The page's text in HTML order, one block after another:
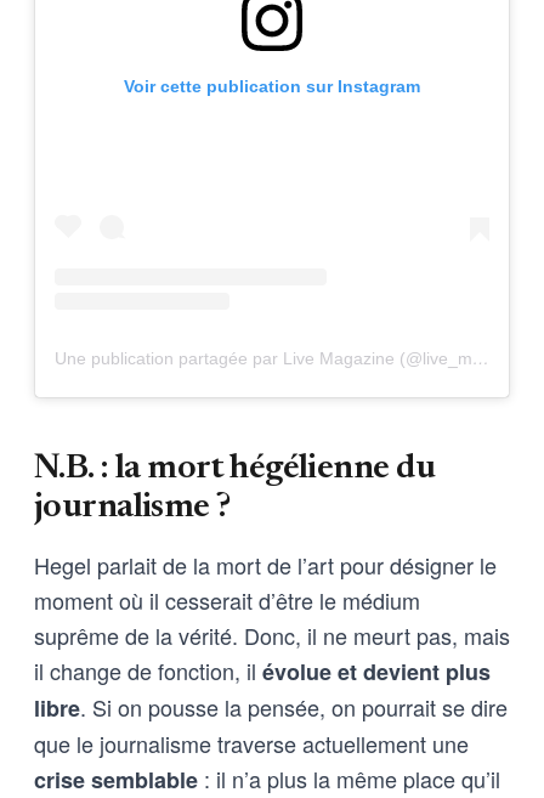
Voir cette publication sur Instagram
Une publication partagée par Live Magazine (@live_magazine_)
N.B. : la mort hégélienne du
journalisme ?
Hegel parlait de la mort de l’art pour désigner le
moment où il cesserait d’être le médium
suprême de la vérité. Donc, il ne meurt pas, mais
il change de fonction, il évolue et devient plus
libre. Si on pousse la pensée, on pourrait se dire
que le journalisme traverse actuellement une
crise semblable : il n’a plus la même place qu’il